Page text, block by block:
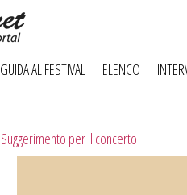
GUIDA AL FESTIVAL ELENCO
Suggerimento per il concerto